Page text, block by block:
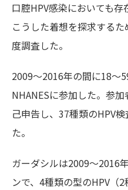
口腔HPV感染においても存
こうした着想を探求する
度調査した。
2009～2016年の間に18～
NHANESに参加した。参
己申告し、37種類のHPV
た。
ガーダシルは2009～2016
ンで、4種類の型のHPV（